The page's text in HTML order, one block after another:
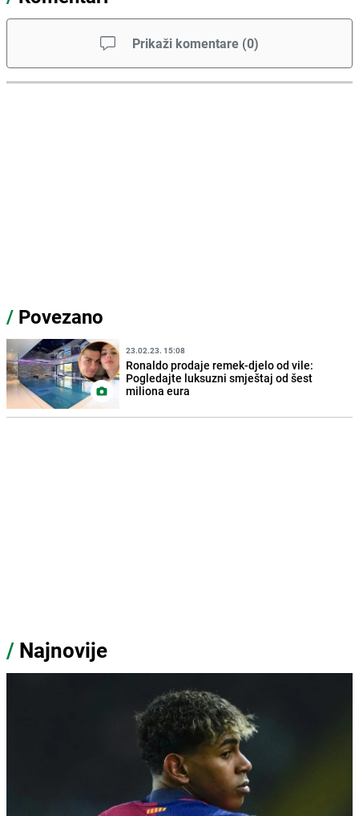
Prikaži komentare (0)
/ Povezano
23.02.23. 15:08
Ronaldo prodaje remek-djelo od vile:
Pogledajte luksuzni smještaj od šest
miliona eura
/ Najnovije